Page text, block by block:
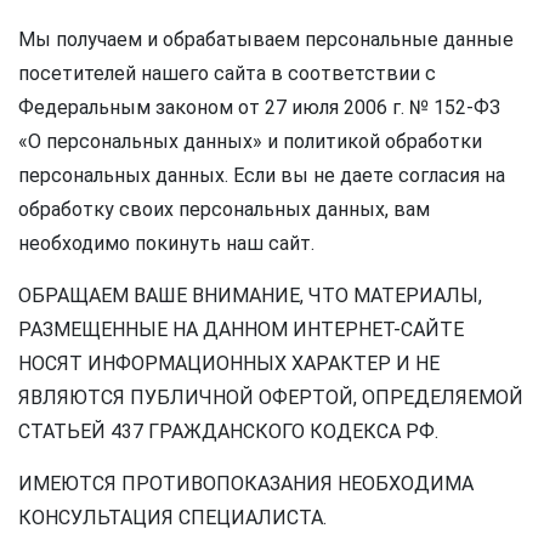
Мы получаем и обрабатываем персональные данные
посетителей нашего сайта в соответствии с
Федеральным законом от 27 июля 2006 г. № 152-ФЗ
«О персональных данных» и политикой обработки
персональных данных. Если вы не даете согласия на
обработку своих персональных данных, вам
необходимо покинуть наш сайт.
ОБРАЩАЕМ ВАШЕ ВНИМАНИЕ, ЧТО МАТЕРИАЛЫ,
РАЗМЕЩЕННЫЕ НА ДАННОМ ИНТЕРНЕТ-САЙТЕ
НОСЯТ ИНФОРМАЦИОННЫХ ХАРАКТЕР И НЕ
ЯВЛЯЮТСЯ ПУБЛИЧНОЙ ОФЕРТОЙ, ОПРЕДЕЛЯЕМОЙ
СТАТЬЕЙ 437 ГРАЖДАНСКОГО КОДЕКСА РФ.
ИМЕЮТСЯ ПРОТИВОПОКАЗАНИЯ НЕОБХОДИМА
КОНСУЛЬТАЦИЯ СПЕЦИАЛИСТА.